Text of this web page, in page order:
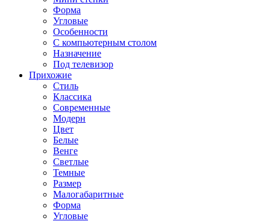
Форма
Угловые
Особенности
С компьютерным столом
Назначение
Под телевизор
Прихожие
Стиль
Классика
Современные
Модерн
Цвет
Белые
Венге
Светлые
Темные
Размер
Малогабаритные
Форма
Угловые